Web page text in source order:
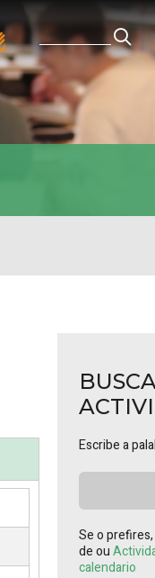
Escribe a
Se o
de ou
calendario